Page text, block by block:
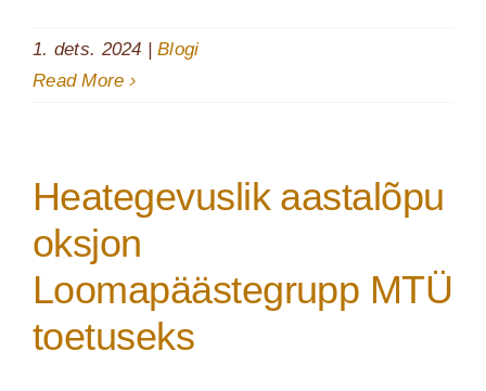
1. dets. 2024 | Blogi
Read More
Heategevuslik aastalõpu
oksjon
Loomapäästegrupp MTÜ
toetuseks